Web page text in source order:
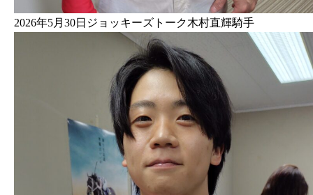
2026年5月30日ジョッキーズトーク木村直輝騎手